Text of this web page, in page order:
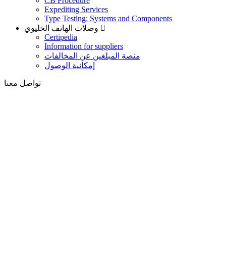
Expediting Services
Type Testing: Systems and Components
Certipedia
Information for suppliers
منصة المبلغين عن المخالفات
إمكانية الوصول
تواصل معنا